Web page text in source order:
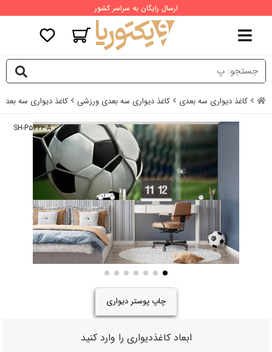
ارسال رایگان به سراسر کشور
کاغذ دیواری سه بعدی کاغذ دیواری سه بعدی ورزشی کاغذ دیواری سه
SH-P۵۶۲۳-A
چاپ پوستر دیواری
ابعاد کاغذدیواری را وارد کنید